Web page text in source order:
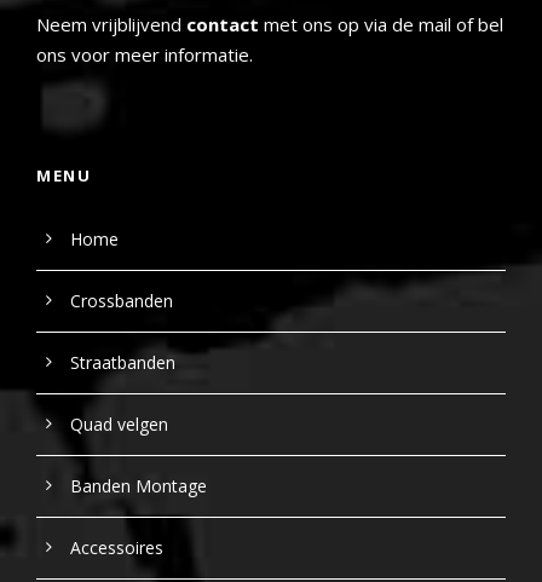
Neem vrijblijvend contact met ons op via de mail of bel
ons voor meer informatie.
MENU
Home
Crossbanden
Straatbanden
Quad velgen
Banden Montage
Accessoires